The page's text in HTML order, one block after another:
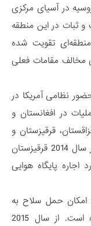
در آسیای مرکزی
ثبات در این منطقه
تقویت شده
مخالف مقامات فعلی
نظامی آمریکا در
در افغانستان و
قرقیزستان و
تاجیکستان متحدان نظامی روسیه (روسیه در سال 2014 قرقیزستان
اجاره پایگاه هوایی
امکان حمل سلاح به
افغانستان از طریق روسیه را از دست داده است. از سال 2015